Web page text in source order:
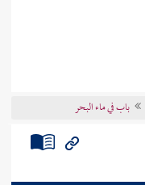
باب في ماء البحر